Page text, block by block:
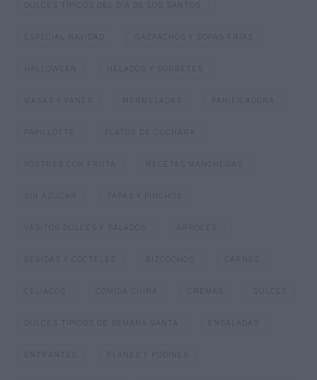
DULCES TÍPICOS DEL DÍA DE LOS SANTOS
ESPECIAL NAVIDAD GAZPACHOS Y SOPAS FRIAS
HALLOWEEN HELADOS Y SORBETES
MASAS Y PANES MERMELADAS PANIFICADORA
PAPILLOTTE PLATOS DE CUCHARA
POSTRES CON FRUTA RECETAS MANCHEGAS
SIN AZÚCAR TAPAS Y PINCHOS
VASITOS DULCES Y SALADOS ARROCES
BEBIDAS Y CÓCTELES BIZCOCHOS CARNES
CELIACOS COMIDA CHINA CREMAS
DULCES TIPICOS DE SEMANA SANTA ENSALADAS
ENTRANTES FLANES Y PUDINES